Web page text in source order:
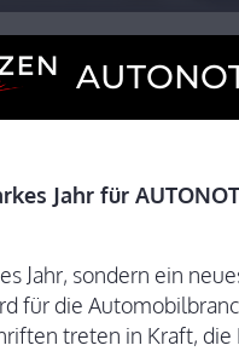
Jahr für
Jahr, sondern ein
für die
treten in Kraft,